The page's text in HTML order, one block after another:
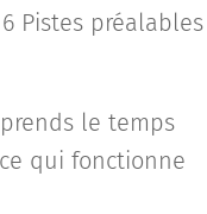
Pistes préalables
le temps
qui fonctionne